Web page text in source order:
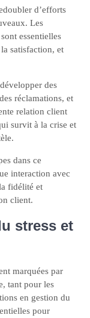
d’efforts
Les
essentielles
satisfaction, et
des
réclamations, et
relation client
survit à la crise et
dans ce
interaction avec
fidélité et
client.
stress et
marquées par
tant pour les
en gestion du
pour